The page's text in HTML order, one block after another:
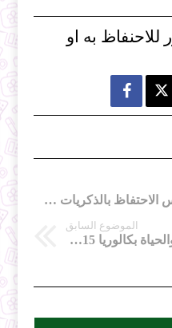
به او

مقالة فلسفية: هل أساس الاحتفاظ بالذكريات بيولوجي أم اجتماعي؟ مقالة فلسفية جدلية : أصل الرياضيات عقلي ام تجريبي " العقل ام التجربة"
الموضوع السابق
موضوع مادة علوم الطبيعة والحياة بكالوريا 2015 شعبة علوم تجريبية